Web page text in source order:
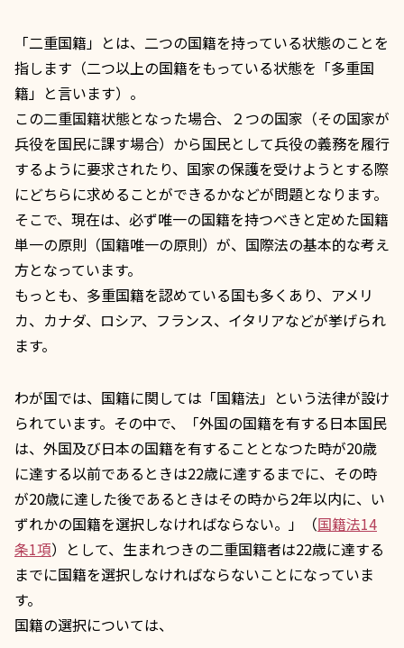
「二重国籍」とは、二つの国籍を持っている状態のことを
指します（二つ以上の国籍をもっている状態を「多重国
籍 」と言います）。
この二重国籍状態となった場合、２つの国家（その国家が
兵役を国民に課す場合）から国民として兵役の義務を履行
するように要求されたり、国家の保護を受けようとする際
にどちらに求めることができるかなどが問題となります。
そこで、現在は、必ず唯一の国籍を持つべきと定めた国籍
単一の原則（国籍唯一の原則）が、国際法の基本的な考え
方となっています。
もっとも、多重国籍を認めている国も多くあり、アメリ
カ、カナダ、ロシア、フランス、イタリアなどが挙げられ
ます。
わが国では、国籍に関しては「国籍法 」という法律が設け
られています。その中で、「外国の国籍を有する日本国民
は、外国及び日本の国籍を有することとなつた時が20歳
に達する以前であるときは22歳に達するまでに、その時
が20歳に達した後であるときはその時から2年以内に、い
ずれかの国籍を選択しなければならない。」（国籍法14
条1項）として、生まれつきの二重国籍者は22歳に達する
までに国籍を選択しなければならないことになっていま
す。
国籍の選択については、